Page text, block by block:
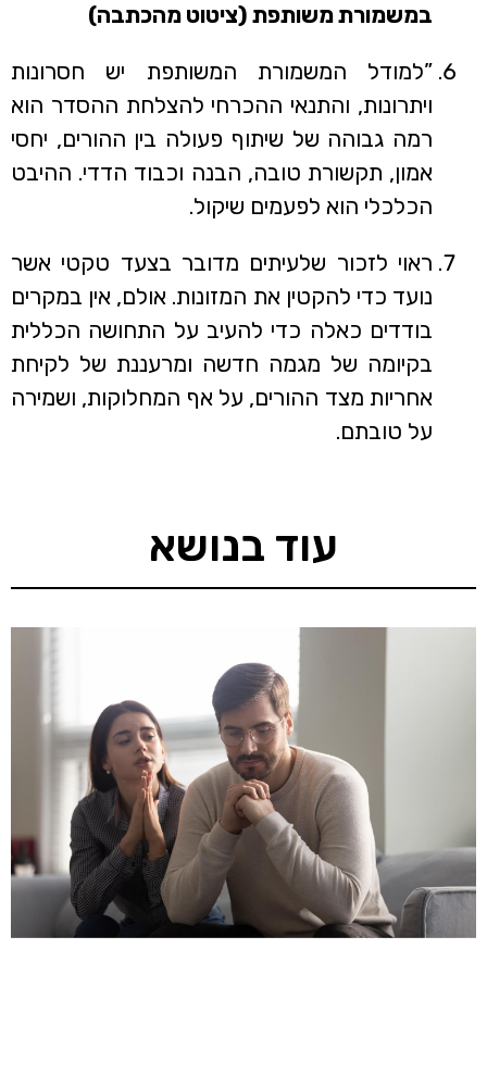
במשמורת משותפת (ציטוט מהכתבה)
”למודל המשמורת המשותפת יש חסרונות
ויתרונות, והתנאי ההכרחי להצלחת ההסדר הוא
רמה גבוהה של שיתוף פעולה בין ההורים, יחסי
אמון, תקשורת טובה, הבנה וכבוד הדדי. ההיבט
הכלכלי הוא לפעמים שיקול.
ראוי לזכור שלעיתים מדובר בצעד טקטי אשר
נועד כדי להקטין את המזונות. אולם, אין במקרים
בודדים כאלה כדי להעיב על התחושה הכללית
בקיומה של מגמה חדשה ומרעננת של לקיחת
אחריות מצד ההורים, על אף המחלוקות, ושמירה
על טובתם.
עוד בנושא